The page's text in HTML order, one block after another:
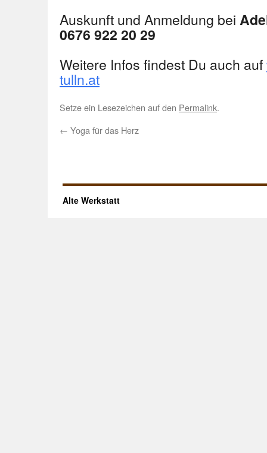
Auskunft und Anmeldung bei
0676 922 20 29
Weitere Infos findest Du auch auf
tulln.at
Setze ein Lesezeichen auf den Permalink.
← Yoga für das Herz
Alte Werkstatt